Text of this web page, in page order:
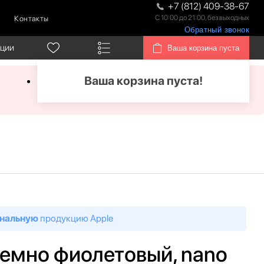
Контакты
+7 (812) 409-38-67
С 10:00 до 21:00, без выходных
Обратный звонок
Ваша корзина пуста
Ваша корзина пуста!
продукцию Apple
фиолетовый, nano